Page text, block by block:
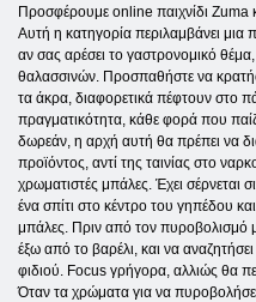
Προσφέρουμε online παιχνίδι Zuma
Αυτή η κατηγορία περιλαμβάνει μια
αν σας αρέσει το γαστρονομικό θέμα,
θαλασσινών. Προσπαθήστε να
τα άκρα, διαφορετικά πέφτουν στο
πραγματικότητα, κάθε φορά που
δωρεάν, η αρχή αυτή θα πρέπει να
προϊόντος, αντί της ταινίας στο
χρωματιστές μπάλες. Έχει σέρνεται
ένα σπίτι στο κέντρο του γηπέδου
μπάλες. Πριν από τον πυροβολισμό
έξω από το βαρέλι, και να
φιδιού. Focus γρήγορα, αλλιώς θα
Όταν τα χρώματα για να